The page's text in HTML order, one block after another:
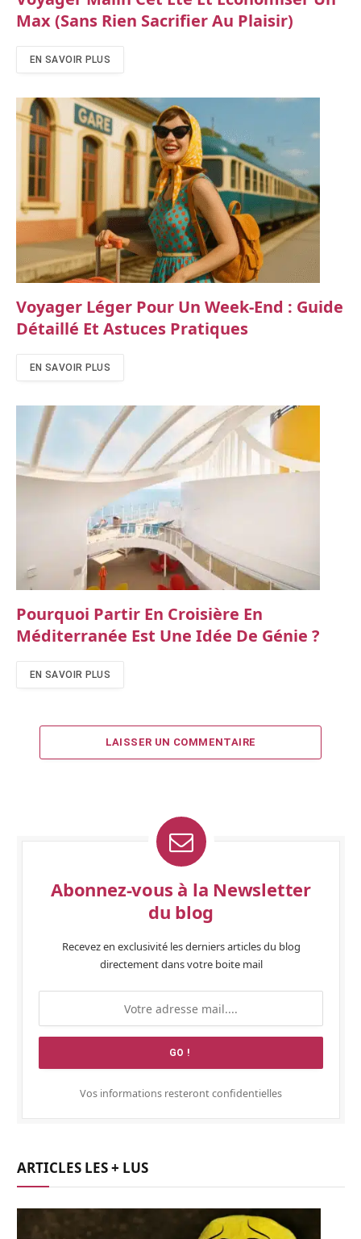
Max (sans Rien Sacrifier Au Plaisir)
EN SAVOIR PLUS
Voyager Léger Pour Un Week-End : Guide
Détaillé Et Astuces Pratiques
EN SAVOIR PLUS
Pourquoi Partir En Croisière En
Méditerranée Est Une Idée De Génie ?
EN SAVOIR PLUS
LAISSER UN COMMENTAIRE
Abonnez-vous à la Newsletter
du blog
Recevez en exclusivité les derniers articles du blog
directement dans votre boite mail
Vos informations resteront confidentielles
ARTICLES LES + LUS